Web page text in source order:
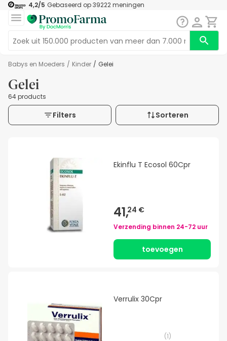
4,2/5 Gebaseerd op39222meningen
Babys en Moeders / Kinder / Gelei
Gelei
64 products
Filters Sorteren
Ekinflu T Ecosol 60Cpr
41,24 €
Verzending binnen 24-72 uur
toevoegen
Verrulix 30Cpr
(1)